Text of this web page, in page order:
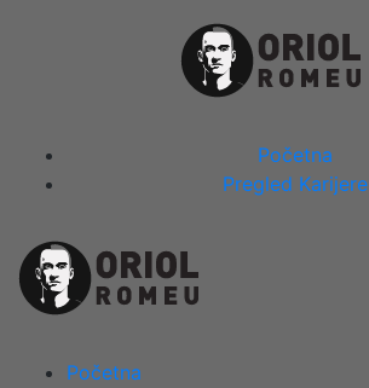
Close
Menu
Početna
Pregled Karijere
Početna